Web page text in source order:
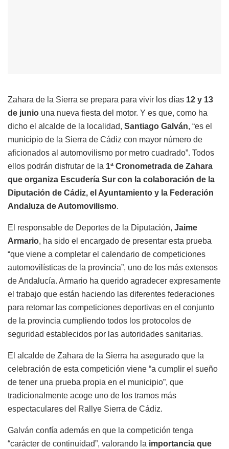
Zahara de la Sierra se prepara para vivir los días 12 y 13
de junio una nueva fiesta del motor. Y es que, como ha
dicho el alcalde de la localidad, Santiago Galván, “es el
municipio de la Sierra de Cádiz con mayor número de
aficionados al automovilismo por metro cuadrado”. Todos
ellos podrán disfrutar de la 1ª Cronometrada de Zahara
que organiza Escudería Sur con la colaboración de la
Diputación de Cádiz, el Ayuntamiento y la Federación
Andaluza de Automovilismo.
El responsable de Deportes de la Diputación, Jaime
Armario, ha sido el encargado de presentar esta prueba
“que viene a completar el calendario de competiciones
automovilísticas de la provincia”, uno de los más extensos
de Andalucía. Armario ha querido agradecer expresamente
el trabajo que están haciendo las diferentes federaciones
para retomar las competiciones deportivas en el conjunto
de la provincia cumpliendo todos los protocolos de
seguridad establecidos por las autoridades sanitarias.
El alcalde de Zahara de la Sierra ha asegurado que la
celebración de esta competición viene “a cumplir el sueño
de tener una prueba propia en el municipio”, que
tradicionalmente acoge uno de los tramos más
espectaculares del Rallye Sierra de Cádiz.
Galván confía además en que la competición tenga
“carácter de continuidad”, valorando la importancia que